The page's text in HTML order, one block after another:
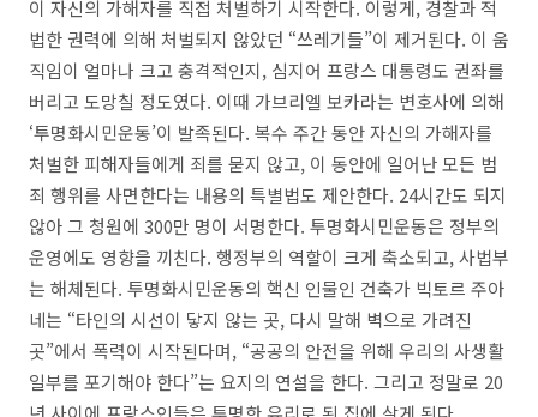
이 자신의 가해자를 직접 처벌하기 시작한다. 이렇게, 경찰과 적
법한 권력에 의해 처벌되지 않았던 “쓰레기들”이 제거된다. 이 움
직임이 얼마나 크고 충격적인지, 심지어 프랑스 대통령도 권좌를
버리고 도망칠 정도였다. 이때 가브리엘 보카라는 변호사에 의해
‘투명화시민운동’이 발족된다. 복수 주간 동안 자신의 가해자를
처벌한 피해자들에게 죄를 묻지 않고, 이 동안에 일어난 모든 범
죄 행위를 사면한다는 내용의 특별법도 제안한다. 24시간도 되지
않아 그 청원에 300만 명이 서명한다. 투명화시민운동은 정부의
운영에도 영향을 끼친다. 행정부의 역할이 크게 축소되고, 사법부
는 해체된다. 투명화시민운동의 핵신 인물인 건축가 빅토르 주아
네는 “타인의 시선이 닿지 않는 곳, 다시 말해 벽으로 가려진
곳”에서 폭력이 시작된다며, “공공의 안전을 위해 우리의 사생활
일부를 포기해야 한다”는 요지의 연설을 한다. 그리고 정말로 20